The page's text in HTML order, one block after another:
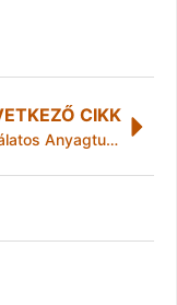
CIKK
Csodálatos Anyagtudomány Tábor lesz a héten a Miskolci Egyetemen